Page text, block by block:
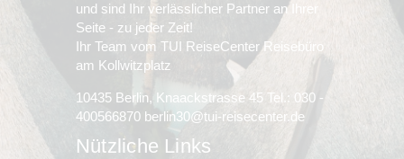
und sind Ihr verlässlicher Partner an Ihrer
Seite - zu jeder Zeit!
Ihr Team vom TUI ReiseCenter Reisebüro
am Kollwitzplatz
10435 Berlin, Knaackstrasse 45 Tel.: 030 -
400566870 berlin30@tui-reisecenter.de
Nützliche Links